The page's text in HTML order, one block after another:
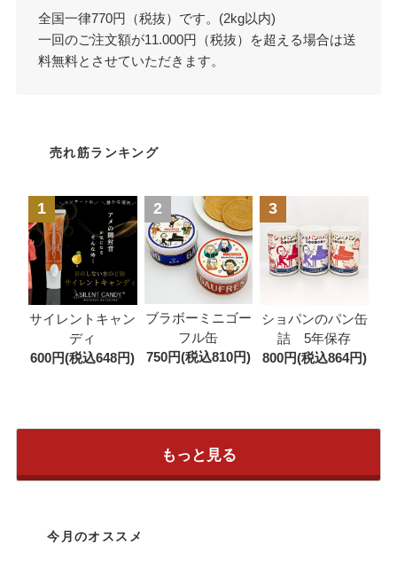
全国一律770円（税抜）です。(2kg以内)
一回のご注文額が11.000円（税抜）を超える場合は送
料無料とさせていただきます。
売れ筋ランキング
1
サイレントキャン
ディ
600円(税込648円)
2
ブラボーミニゴー
フル缶
750円(税込810円)
3
ショパンのパン缶
詰 5年保存
800円(税込864円)
もっと見る
今月のオススメ